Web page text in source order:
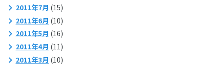
2011年7月 (15)
2011年6月 (10)
2011年5月 (16)
2011年4月 (11)
2011年3月 (10)